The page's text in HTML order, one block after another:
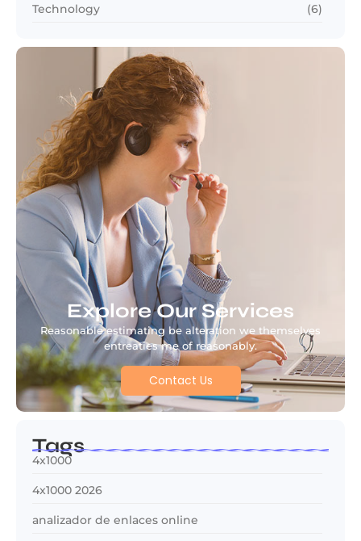
Technology (6)
Explore Our Services
Reasonable estimating be alteration we themselves
entreaties me of reasonably.
Contact Us
Tags
4x1000
4x1000 2026
analizador de enlaces online